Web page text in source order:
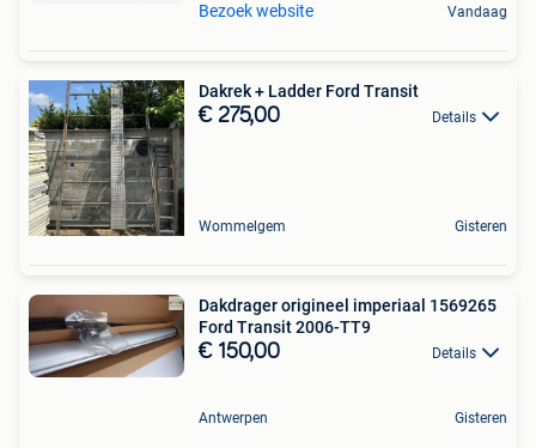
Bezoek website Vandaag
Dakrek + Ladder Ford Transit
€ 275,00 Details
Wommelgem Gisteren
Dakdrager origineel imperiaal 1569265
Ford Transit 2006-TT9
€ 150,00 Details
Antwerpen Gisteren